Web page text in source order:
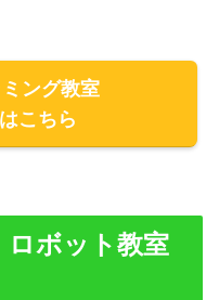
ング教室
こちら
ロボット教室